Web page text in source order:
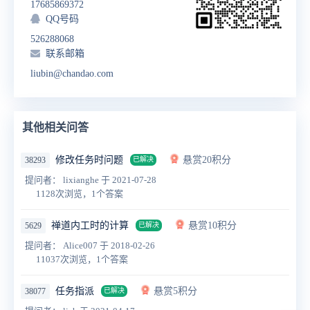
17685869372
QQ号码
526288068
联系邮箱
liubin@chandao.com
其他相关问答
38293 修改任务时问题 已解决
悬赏20积分
提问者： lixianghe 于 2021-07-28
1128次浏览，1个答案
5629 禅道内工时的计算 已解决
悬赏10积分
提问者： Alice007 于 2018-02-26
11037次浏览，1个答案
38077 任务指派 已解决
悬赏5积分